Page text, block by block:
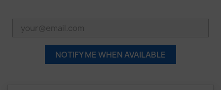
NOTIFY ME WHEN AVAILABLE